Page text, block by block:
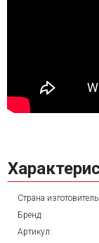
Страна изготовитель:
Бренд:
Артикул: